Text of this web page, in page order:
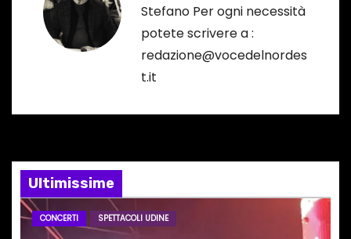
i
n
e
Stefano Per ogni necessità
potete scrivere a :
redazione@vocedelnordes
t.it
Ultimissime
CONCERTI SPETTACOLI UDINE